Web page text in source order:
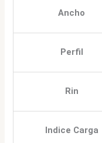
Ancho
Perfil
Rin
Indice Carga